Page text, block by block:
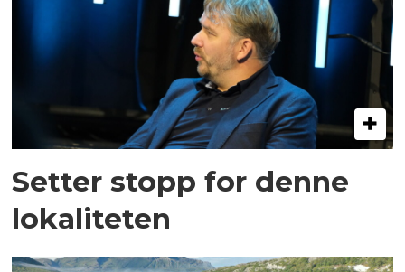
Setter stopp for denne
lokaliteten